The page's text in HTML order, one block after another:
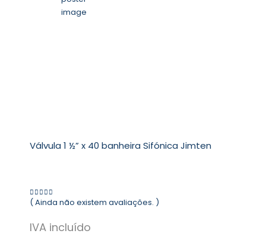
Válvula 1 ½” x 40 banheira Sifónica Jimten
0 out of 5
( Ainda não existem avaliações. )